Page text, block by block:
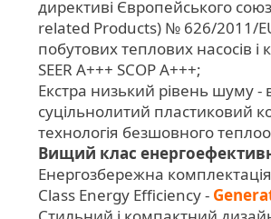
директиві Європейського
related Products) № 626/2011/
побутових теплових насосів і
SEER A+++ SCOP A+++;
Екстра низький рівень шуму -
суцільнолитий пластиковий
технологія безшовного
Вищий клас
Енергозбережна
Class Energy Efficiency -